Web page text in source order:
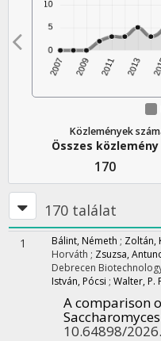
Közlemények
Összes közlemény
170
170 találat
1 Bálint, Németh ; Zoltán,
Horváth ; Zsuzsa,
Debrecen
István, Pócsi ; Walter, P.
A comparison
10.64898/